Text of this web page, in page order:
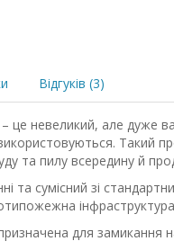
Відгуків (3)
це невеликий, але дуже
Такий
та пилу всередину й
та сумісний зі
для замикання